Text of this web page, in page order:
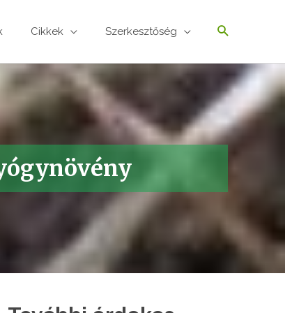
Cikkek Szerkesztőség